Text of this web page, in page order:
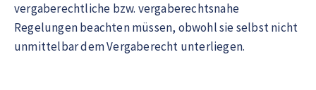
vergaberechtliche bzw. vergaberechtsnahe
Regelungen beachten müssen, obwohl sie selbst nicht
unmittelbar dem Vergaberecht unterliegen.